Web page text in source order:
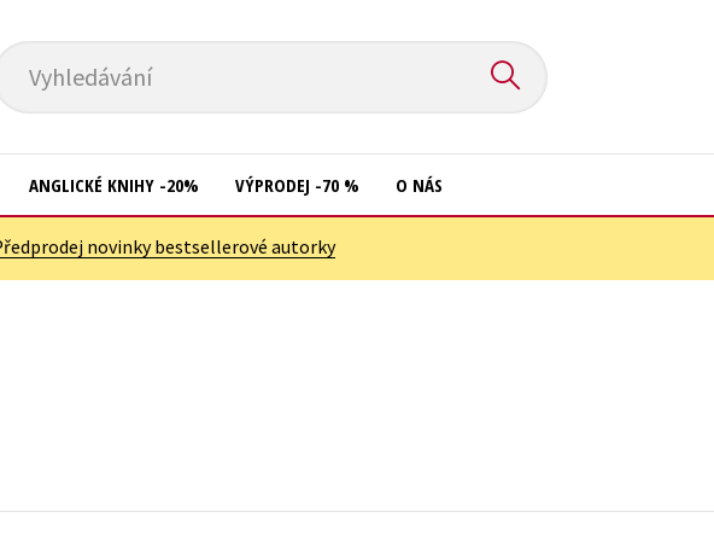
Vyhledávání
ANGLICKÉ KNIHY -20% VÝPRODEJ -70 % O NÁS
novinky bestsellerové autorky